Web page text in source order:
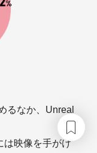
るなか、Unreal
は映像を手がけ